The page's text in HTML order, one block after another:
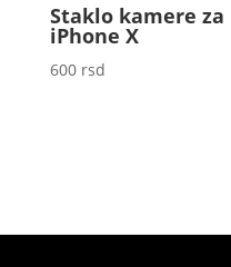
Staklo kamere za
iPhone X
600 rsd